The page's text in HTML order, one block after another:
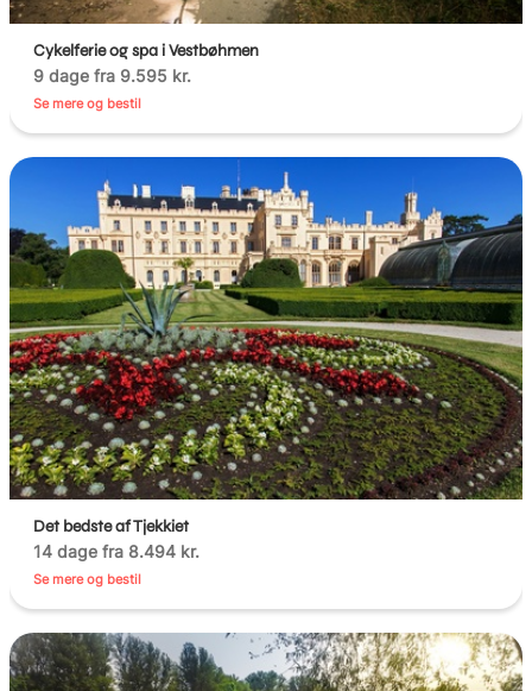
Cykelferie og spa i Vestbøhmen
9 dage fra 9.595 kr.
Se mere og bestil
Det bedste af Tjekkiet
14 dage fra 8.494 kr.
Se mere og bestil